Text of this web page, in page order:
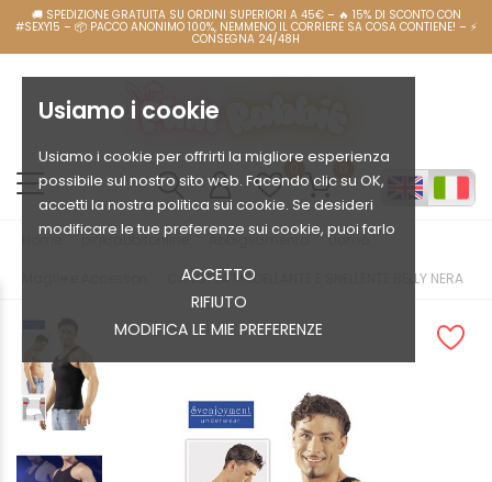
Usiamo i cookie
Usiamo i cookie per offrirti la migliore esperienza
possibile sul nostro sito web. Facendo clic su OK,
accetti la nostra politica sui cookie. Se desideri
modificare le tue preferenze sui cookie, puoi farlo
ACCETTO
RIFIUTO
MODIFICA LE MIE PREFERENZE
Home pinkrabbitonline Abbigliamento Uomo
CANOTTA MODELLANTE E SNELLENTE BELLY NERA